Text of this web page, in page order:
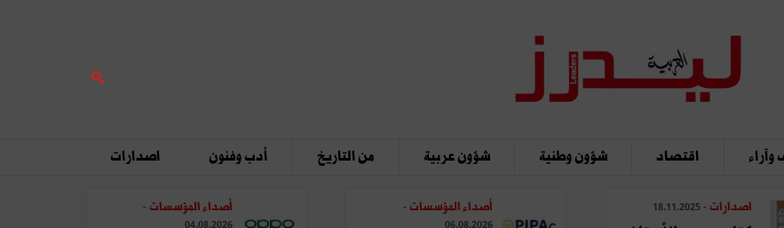
وآراء اقتصاد شؤون وطنية شؤون عربية من التاريخ أدب وفنون اصدارات
اصدارات - 18.11.2025 أصداء المؤسسات -
06.08.2026
أصداء المؤسسات -
04.08.2026